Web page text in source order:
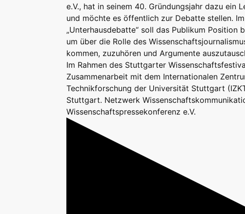
e.V., hat in seinem 40. Gründungsjahr dazu ein
und möchte es öffentlich zur Debatte stellen.
„Unterhausdebatte“ soll das Publikum Position
um über die Rolle des
kommen, zuzuhören und Argumente
Im Rahmen des Stuttgarter
Zusammenarbeit mit dem Internationalen
Technikforschung der Universität Stuttgart
Stuttgart. Netzwerk
Wissenschaftspressekonferenz e.V.